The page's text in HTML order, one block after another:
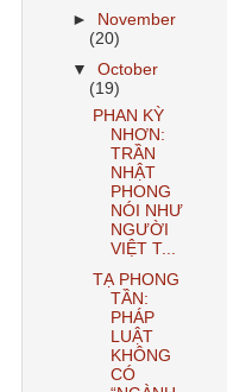
►
November
(20)
▼October
(19)
PHAN KỲ
NHƠN:
TRẦN
NHẬT
PHONG
NÓI NHƯ
NGƯỜI
VIỆT T...
TẠ PHONG
TẦN:
PHÁP
LUẬT
KHÔNG
CÓ